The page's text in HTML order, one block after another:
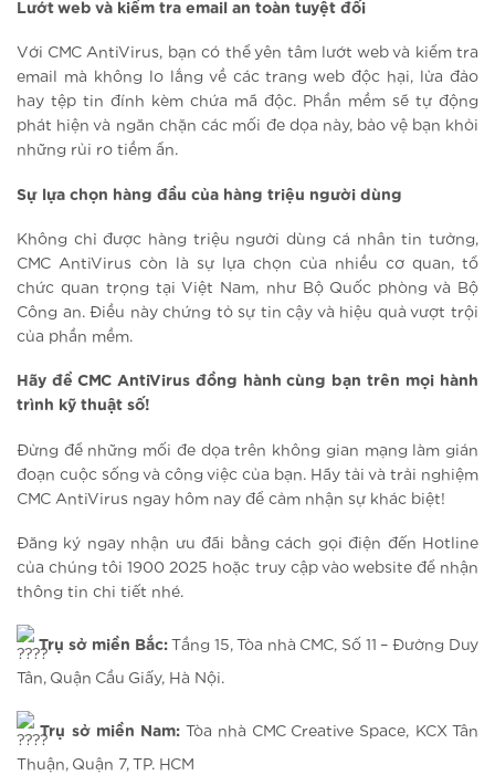
Lướt web và kiểm tra email an toàn tuyệt đối
Với CMC AntiVirus, bạn có thể yên tâm lướt web và kiểm tra
email mà không lo lắng về các trang web độc hại, lừa đảo
hay tệp tin đính kèm chứa mã độc. Phần mềm sẽ tự động
phát hiện và ngăn chặn các mối đe dọa này, bảo vệ bạn khỏi
những rủi ro tiềm ẩn.
Sự lựa chọn hàng đầu của hàng triệu người dùng
Không chỉ được hàng triệu người dùng cá nhân tin tưởng,
CMC AntiVirus còn là sự lựa chọn của nhiều cơ quan, tổ
chức quan trọng tại Việt Nam, như Bộ Quốc phòng và Bộ
Công an. Điều này chứng tỏ sự tin cậy và hiệu quả vượt trội
của phần mềm.
Hãy để CMC AntiVirus đồng hành cùng bạn trên mọi hành
trình kỹ thuật số!
Đừng để những mối đe dọa trên không gian mạng làm gián
đoạn cuộc sống và công việc của bạn. Hãy tải và trải nghiệm
CMC AntiVirus ngay hôm nay để cảm nhận sự khác biệt!
Đăng ký ngay nhận ưu đãi bằng cách gọi điện đến Hotline
của chúng tôi 1900 2025 hoặc truy cập vào website để nhận
thông tin chi tiết nhé.
Trụ sở miền Bắc: Tầng 15, Tòa nhà CMC, Số 11 – Đường Duy
Tân, Quận Cầu Giấy, Hà Nội.
Trụ sở miền Nam: Tòa nhà CMC Creative Space, KCX Tân
Thuận, Quận 7, TP. HCM